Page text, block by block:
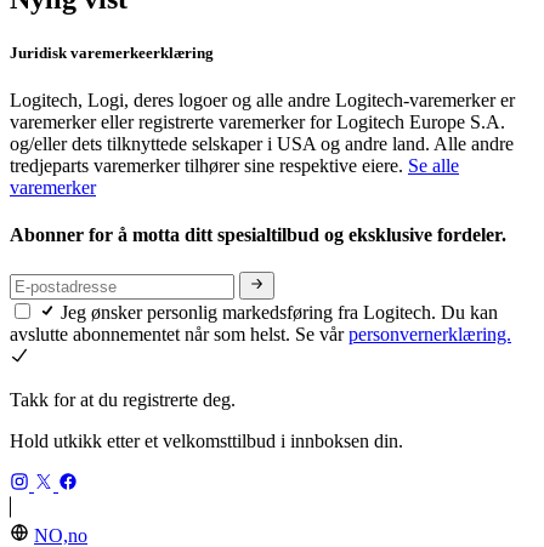
Juridisk varemerkeerklæring
Logitech, Logi, deres logoer og alle andre Logitech-varemerker er
varemerker eller registrerte varemerker for Logitech Europe S.A.
og/eller dets tilknyttede selskaper i USA og andre land. Alle andre
tredjeparts varemerker tilhører sine respektive eiere. Se alle
varemerker
Abonner for å motta ditt spesialtilbud og eksklusive fordeler.
Jeg ønsker personlig markedsføring fra Logitech. Du kan
avslutte abonnementet når som helst. Se vårpersonvernerklæring.
Takk for at du registrerte deg.
Hold utkikk etter et velkomsttilbud i innboksen din.
NO,no